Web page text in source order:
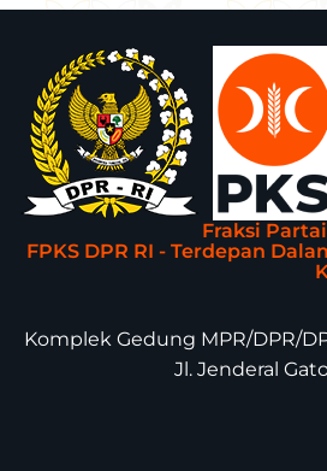
Fraksi
FPKS DPR RI - Terdepan
Komplek Gedung MPR/DPR/
Jl. Jenderal